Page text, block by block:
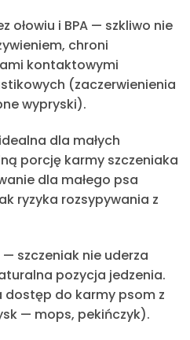
ołowiu i BPA — szkliwo nie
chroni
kontaktowymi
(zaczerwienienia
wypryski).
dla małych
porcję karmy szczeniaka
dla małego psa
ryzyka rozsypywania z
— szczeniak nie uderza
pozycja jedzenia.
dostęp do karmy psom z
— mops, pekińczyk).